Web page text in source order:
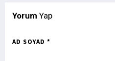
Yorum Yap
AD SOYAD *